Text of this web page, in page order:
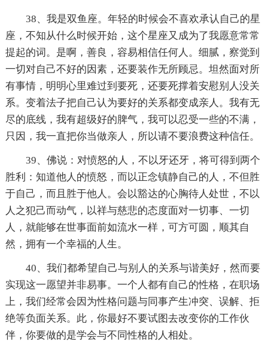
38、我是双鱼座。年轻的时候会不喜欢承认自己的星
座，不知从什么时候开始，这个星座又成为了我愿意常常
提起的词。是啊，善良，容易相信任何人。细腻，察觉到
一切对自己不好的因素，还要装作无所顾忌。坦然面对所
有事情，明明心里难过到要死，还要死撑着安慰别人没关
系。变着法子把自己认为要好的关系都变成亲人。我有无
尽的底线，我有超级好的脾气，我可以忍受一些的不满，
只因，我一直把你当做亲人，所以请不要浪费这种信任。
39、佛说：对愤怒的人，不以牙还牙，将可得到两个
胜利：知道他人的愤怒，而以正念镇静自己的人，不但胜
于自己，而且胜于他人。会以豁达的心胸待人处世，不以
人之犯己而动气，以祥与慈悲的态度面对一切事、一切
人，就能够在世事面前如流水一样，可方可圆，顺其自
然，拥有一个幸福的人生。
40、我们都希望自己与别人的关系与谐美好，然而要
实现这一愿望并非易事。一个人都有自己的性格，在职场
上，我们经常会因为性格问题与同事产生冲突、误解、拒
绝等负面关系。此，你最好不要试图去改变你的工作伙
伴，你要做的是学会与不同性格的人相处。